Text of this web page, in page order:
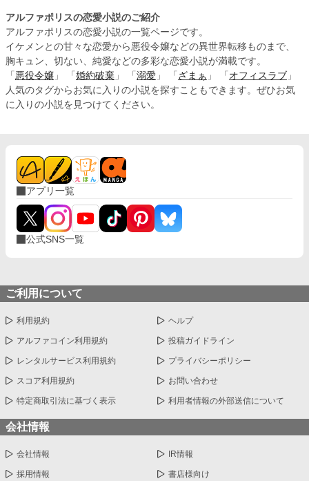
アルファポリスの恋愛小説のご紹介
アルファポリスの恋愛小説の一覧ページです。
イケメンとの甘々な恋愛から悪役令嬢などの異世界転移ものまで、
胸キュン、切ない、純愛などの多彩な恋愛小説が満載です。
「 悪役令嬢 」 「 婚約破棄 」 「 溺愛 」 「 ざまぁ 」 「 オフィスラブ 」
人気のタグからお気に入りの小説を探すこともできます。ぜひお気
に入りの小説を見つけてください。
アプリ一覧
公式SNS一覧
ご利用について
利用規約 ヘルプ
アルファコイン利用規約 投稿ガイドライン
レンタルサービス利用規約 プライバシーポリシー
スコア利用規約 お問い合わせ
特定商取引法に基づく表示 利用者情報の外部送信について
会社情報
会社情報 IR情報
採用情報 書店様向け